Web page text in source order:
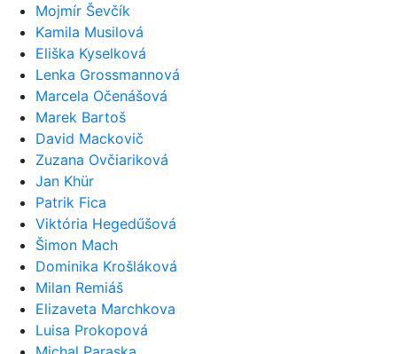
Mojmír Ševčík
Kamila Musilová
Eliška Kyselková
Lenka Grossmannová
Marcela Očenášová
Marek Bartoš
David Mackovič
Zuzana Ovčiariková
Jan Khür
Patrik Fica
Viktória Hegedűšová
Šimon Mach
Dominika Krošláková
Milan Remiáš
Elizaveta Marchkova
Luisa Prokopová